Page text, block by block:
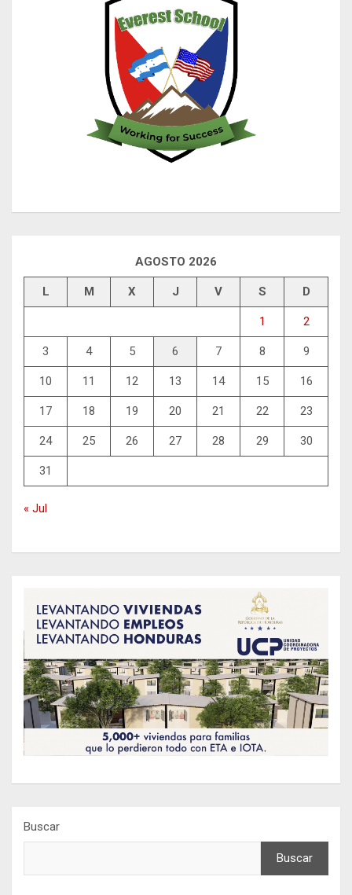
AGOSTO 2026
L M X J V S D
1 2
3 4 5 6 7 8 9
10 11 12 13 14 15 16
17 18 19 20 21 22 23
24 25 26 27 28 29 30
31
« Jul
Buscar
Buscar